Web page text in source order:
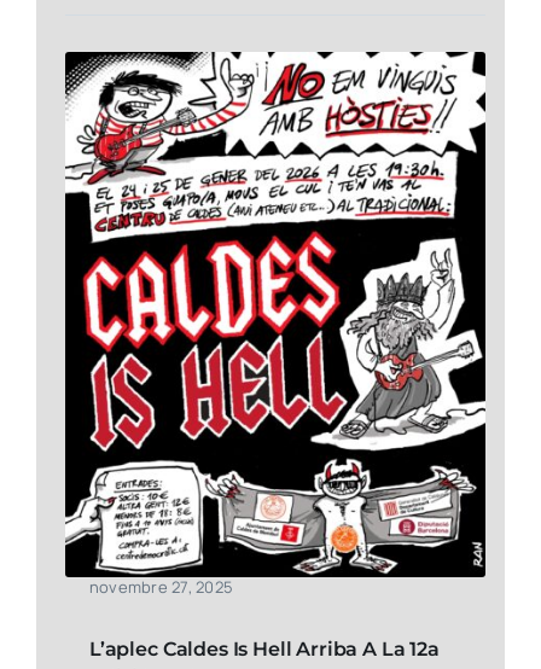
novembre 27, 2025
L’aplec Caldes Is Hell Arriba A La 12a